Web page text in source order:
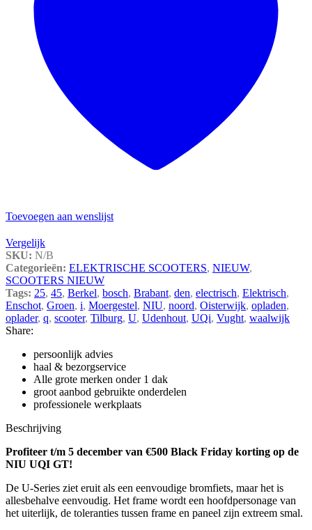
Toevoegen aan wenslijst
Vergelijk
SKU: N/B
Categorieën: ELEKTRISCHE SCOOTERS, NIEUW,
SCOOTERS NIEUW
Tags: 25, 45, Berkel, bosch, Brabant, den, electrisch, Elektrisch,
Enschot, Groen, i, Moergestel, NIU, noord, Oisterwijk, opladen,
oplader, q, scooter, Tilburg, U, Udenhout, UQi, Vught, waalwijk
Share:
persoonlijk advies
haal & bezorgservice
Alle grote merken onder 1 dak
groot aanbod gebruikte onderdelen
professionele werkplaats
Beschrijving
Profiteer t/m 5 december van €500 Black Friday korting op de
NIU UQI GT!
De U-Series ziet eruit als een eenvoudige bromfiets, maar het is
allesbehalve eenvoudig. Het frame wordt een hoofdpersonage van
het uiterlijk, de toleranties tussen frame en paneel zijn extreem smal.